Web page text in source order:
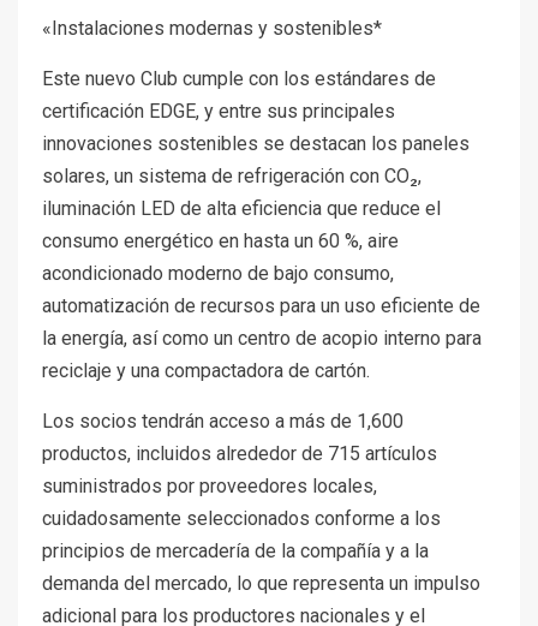
«Instalaciones modernas y sostenibles*
Este nuevo Club cumple con los estándares de
certificación EDGE, y entre sus principales
innovaciones sostenibles se destacan los paneles
solares, un sistema de refrigeración con CO₂,
iluminación LED de alta eficiencia que reduce el
consumo energético en hasta un 60 %, aire
acondicionado moderno de bajo consumo,
automatización de recursos para un uso eficiente de
la energía, así como un centro de acopio interno para
reciclaje y una compactadora de cartón.
Los socios tendrán acceso a más de 1,600
productos, incluidos alrededor de 715 artículos
suministrados por proveedores locales,
cuidadosamente seleccionados conforme a los
principios de mercadería de la compañía y a la
demanda del mercado, lo que representa un impulso
adicional para los productores nacionales y el